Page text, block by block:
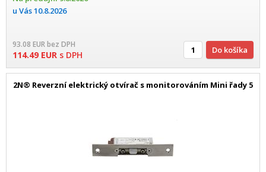
u Vás10.8.2026
93.08 EURbez DPH
114.49 EUR s DPH Do košíka
2N® Reverzní elektrický otvírač s monitorováním Mini řady 5